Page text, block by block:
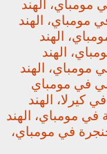
مومباي، الهند
مومباي، الهند
الهند
الهند
مومباي، الهند
في مومباي
كيرلا، الهند
في مومباي، الهند
في مومباي،